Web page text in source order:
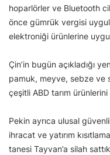
hoparlörler ve Bluetooth
önce gümrük vergisi
elektroniği ürünlerine
Çin’in bugün açıkladığı
pamuk, meyve, sebze ve
çeşitli ABD tarım ürünlerini
Pekin ayrıca ulusal
ihracat ve yatırım
tanesi Tayvan’a silah